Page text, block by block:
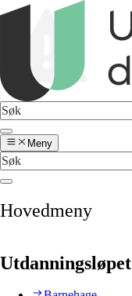
Meny
Hovedmeny
Utdanningsløpet